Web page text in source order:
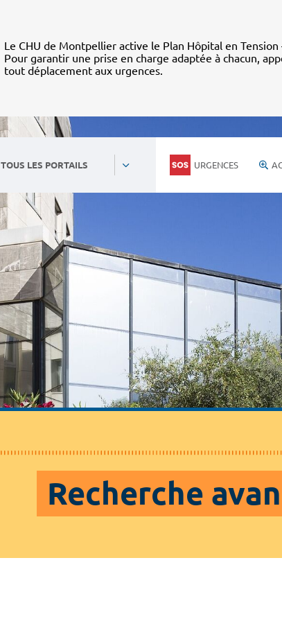
Le CHU de Montpellier active le Plan Hôpital en Tension
Pour garantir une prise en charge adaptée à chacun,
tout déplacement aux urgences.
TOUS LES PORTAILS URGENCES
Recherche